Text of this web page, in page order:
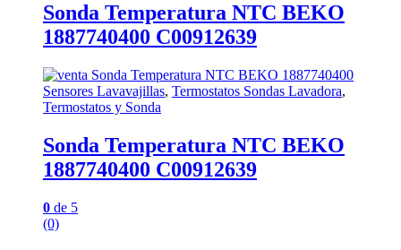
Sonda Temperatura NTC BEKO
1887740400 C00912639
Sensores Lavavajillas, Termostatos Sondas Lavadora,
Termostatos y Sonda
Sonda Temperatura NTC BEKO
1887740400 C00912639
0 de 5
(0)